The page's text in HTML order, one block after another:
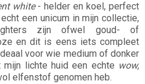
white- helder en koel, perfect
een unicum in mijn collectie,
zijn ofwel goud- of
en dit is eens iets compleet
voor wie medium of donker
lichte huid een echte wow,
elfenstof genomen heb.